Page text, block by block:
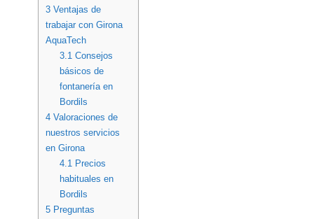
3 Ventajas de
trabajar con Girona
AquaTech
3.1 Consejos
básicos de
fontanería en
Bordils
4 Valoraciones de
nuestros servicios
en Girona
4.1 Precios
habituales en
Bordils
5 Preguntas